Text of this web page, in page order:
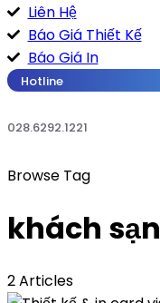
Liên Hệ
Báo Giá Thiết Kế
Báo Giá In
Hotline
028.6292.1221
Browse Tag
khách sạn
2 Articles